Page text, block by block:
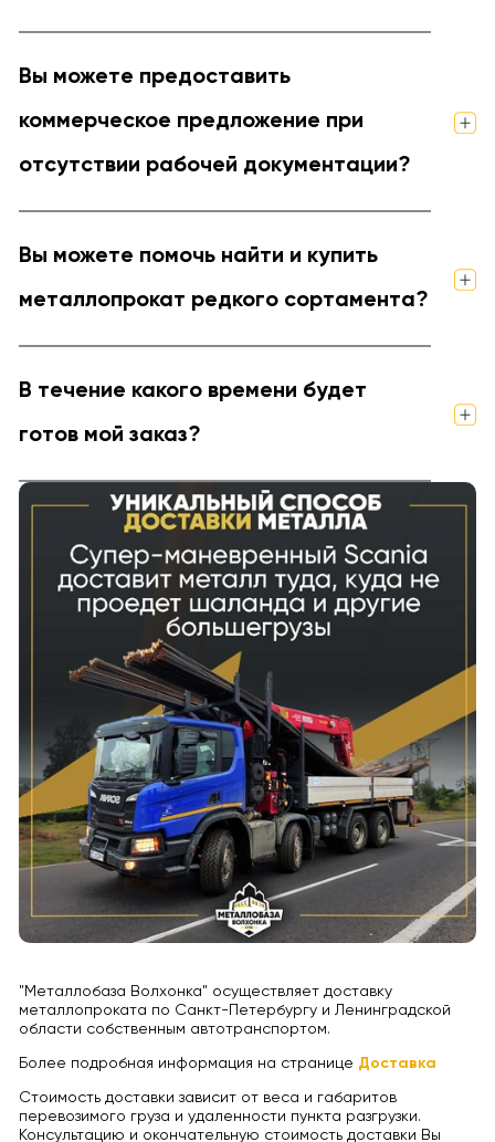
Вы можете предоставить
коммерческое предложение при
отсутствии рабочей документации?
Вы можете помочь найти и купить
металлопрокат редкого сортамента?
В течение какого времени будет
готов мой заказ?
"Металлобаза Волхонка" осуществляет доставку
металлопроката по Санкт-Петербургу и Ленинградской
области собственным автотранспортом.
Более подробная информация на странице Доставка
Стоимость доставки зависит от веса и габаритов
перевозимого груза и удаленности пункта разгрузки.
Консультацию и окончательную стоимость доставки Вы